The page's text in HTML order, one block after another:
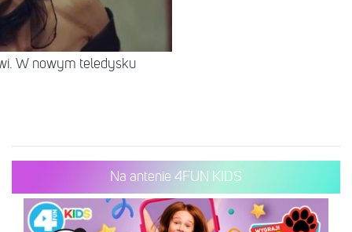
W nowym teledysku
Na antenie 4FUN KIDS